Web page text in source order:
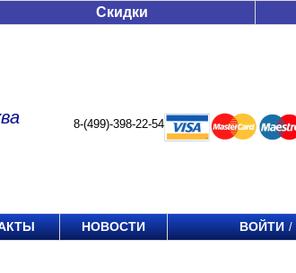
Скидки
8-(499)-398-22-54
НОВОСТИ ВОЙТИ /